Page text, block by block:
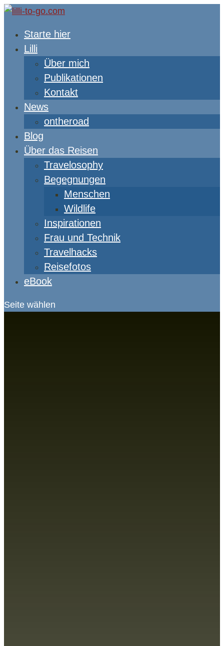
Starte hier
Lilli
Über mich
Publikationen
Kontakt
News
ontheroad
Blog
Über das Reisen
Travelosophy
Begegnungen
Menschen
Wildlife
Inspirationen
Frau und Technik
Travelhacks
Reisefotos
eBook
Seite wählen